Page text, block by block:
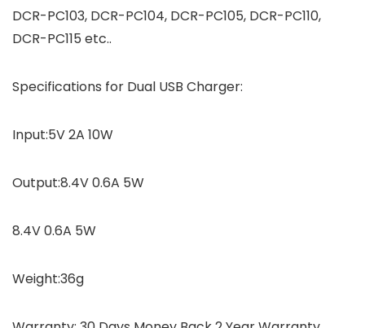
DCR-PC103, DCR-PC104, DCR-PC105, DCR-PC110,
DCR-PC115 etc..
Specifications for Dual USB Charger:
Input:5V 2A 10W
Output:8.4V 0.6A 5W
8.4V 0.6A 5W
Weight:36g